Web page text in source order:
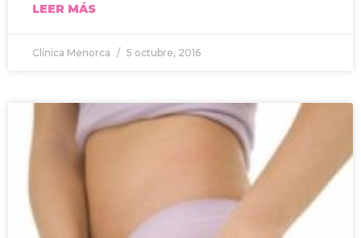
LEER MÁS
Clínica Menorca 5 octubre, 2016